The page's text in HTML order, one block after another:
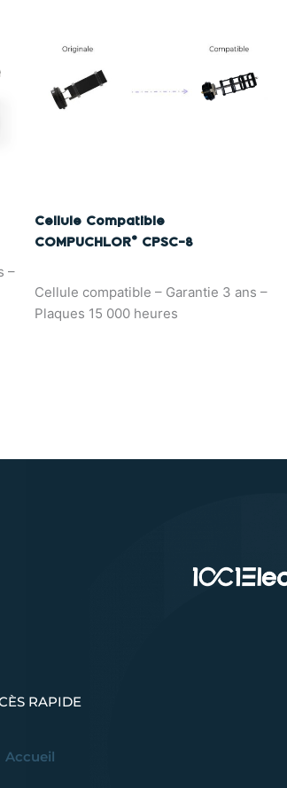
–
Cellule Compatible
COMPUCHLOR® CPSC-8
Cellule compatible – Garantie 3 ans –
Plaques 15 000 heures
RAPIDE
Accueil